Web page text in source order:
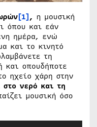
[1], η μουσική
όπου και εάν
ημέρα, ενώ
και το κινητό
τη
και οπουδήποτε
ηχείο χάρη στην
στο νερό και τη
μουσική όσο